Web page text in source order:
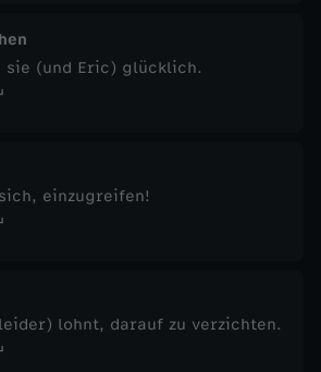
sie (und Eric) glücklich.
einzugreifen!
lohnt, darauf zu verzichten.